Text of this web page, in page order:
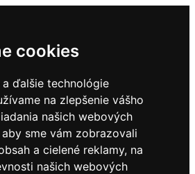
cookies
ďalšie technológie
na zlepšenie vášho
našich webových
sme vám zobrazovali
a cielené reklamy, na
našich webových